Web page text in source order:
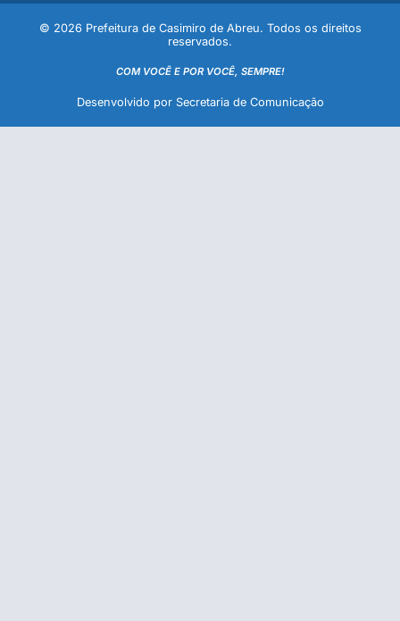
© 2026 Prefeitura de Casimiro de Abreu. Todos os direitos
reservados.
COM VOCÊ E POR VOCÊ, SEMPRE!
Desenvolvido por Secretaria de Comunicação